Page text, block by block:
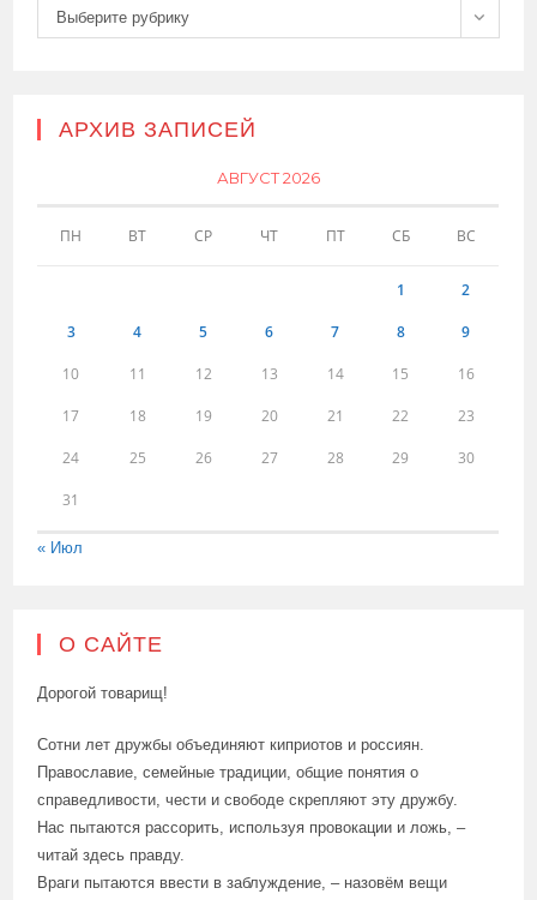
Рубрики
Выберите рубрику
АРХИВ ЗАПИСЕЙ
АВГУСТ 2026
ПН ВТ СР ЧТ ПТ СБ ВС
1 2
3 4 5 6 7 8 9
10 11 12 13 14 15 16
17 18 19 20 21 22 23
24 25 26 27 28 29 30
31
« Июл
О САЙТЕ
Дорогой товарищ!
Сотни лет дружбы объединяют киприотов и россиян.
Православие, семейные традиции, общие понятия о
справедливости, чести и свободе скрепляют эту дружбу.
Нас пытаются рассорить, используя провокации и ложь, –
читай здесь правду.
Враги пытаются ввести в заблуждение, – назовём вещи